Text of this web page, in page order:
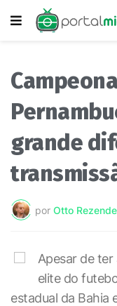
grande
por Otto Rezende
Apesar de
elite do
estadual da Bahia